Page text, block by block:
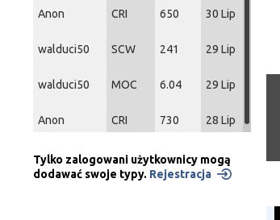
Anon CRI 650 30 Lip
walduci50 SCW 241 29 Lip
walduci50 MOC 6.04 29 Lip
Anon CRI 730 28 Lip
Tylko zalogowani użytkownicy mogą
dodawać swoje typy. Rejestracja